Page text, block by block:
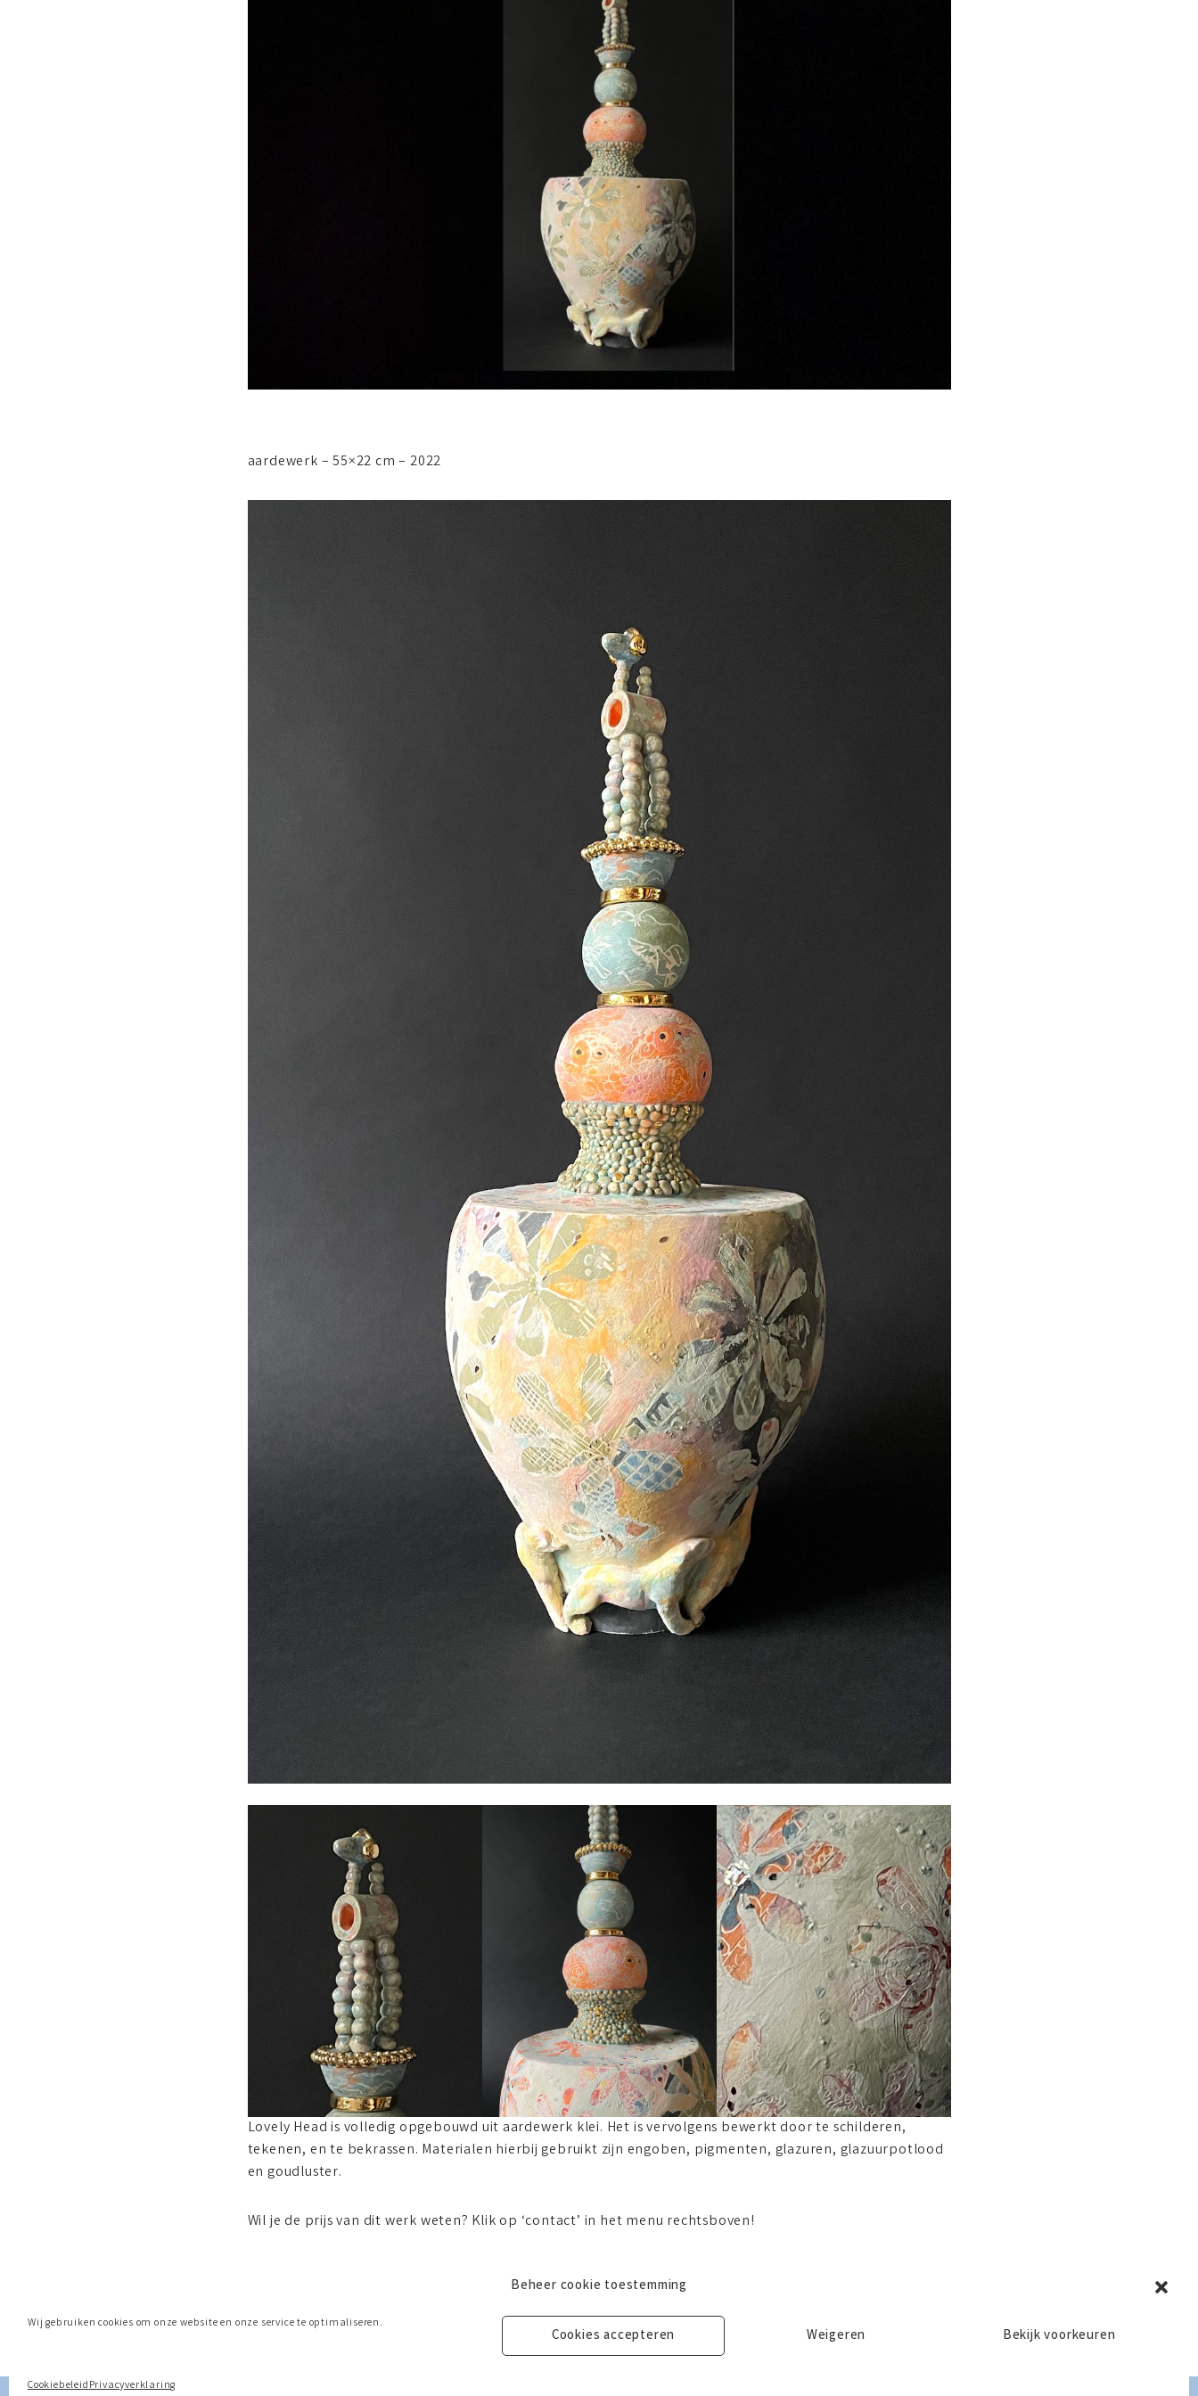
Beheer cookie toestemming
Wij gebruiken cookies om onze website en onze service te optimaliseren.
Cookies accepteren Weigeren Bekijk voorkeuren
CookiebeleidPrivacyverklaring
aardewerk – 55×22 cm – 2022
Lovely Head is volledig opgebouwd uit aardewerk klei. Het is vervolgens bewerkt door te schilderen,
tekenen, en te bekrassen. Materialen hierbij gebruikt zijn engoben, pigmenten, glazuren, glazuurpotlood
en goudluster.
Wil je de prijs van dit werk weten? Klik op ‘contact’ in het menu rechtsboven!